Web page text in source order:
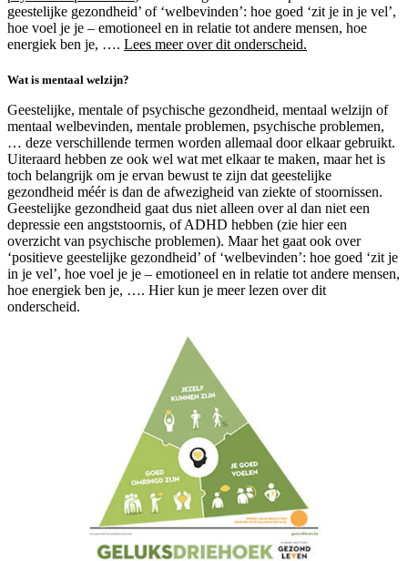
geestelijke gezondheid’ of ‘welbevinden’: hoe goed ‘zit je in je vel’,
hoe voel je je – emotioneel en in relatie tot andere mensen, hoe
energiek ben je, …. Lees meer over dit onderscheid.
Wat is mentaal welzijn?
Geestelijke, mentale of psychische gezondheid, mentaal welzijn of
mentaal welbevinden, mentale problemen, psychische problemen,
… deze verschillende termen worden allemaal door elkaar gebruikt.
Uiteraard hebben ze ook wel wat met elkaar te maken, maar het is
toch belangrijk om je ervan bewust te zijn dat geestelijke
gezondheid méér is dan de afwezigheid van ziekte of stoornissen.
Geestelijke gezondheid gaat dus niet alleen over al dan niet een
depressie een angststoornis, of ADHD hebben (zie hier een
overzicht van psychische problemen). Maar het gaat ook over
‘positieve geestelijke gezondheid’ of ‘welbevinden’: hoe goed ‘zit je
in je vel’, hoe voel je je – emotioneel en in relatie tot andere mensen,
hoe energiek ben je, …. Hier kun je meer lezen over dit
onderscheid.